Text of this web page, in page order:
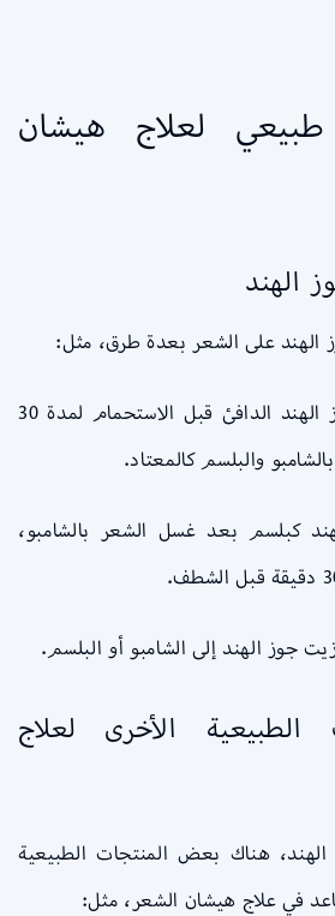
لعلاج هيشان
الهند
على الشعر بعدة طرق، مثل:
تدليك الشعر بزيت جوز الهند الدافئ قبل الاستحمام لمدة 30
والبلسم كالمعتاد.
كبلسم بعد غسل الشعر بالشامبو،
جوز الهند إلى الشامبو أو البلسم.
الأخرى لعلاج
هناك بعض المنتجات الطبيعية
في علاج هيشان الشعر، مثل: